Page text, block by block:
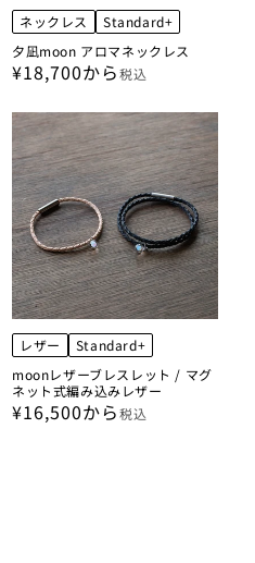
ネックレス
Standard+
夕凪moon アロマネックレス
¥18,700から税込
レザー
Standard+
moonレザーブレスレット / マグ
ネット式編み込みレザー
¥16,500から税込